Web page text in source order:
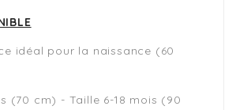
idéal pour la naissance (60
(70 cm) - Taille 6-18 mois (90